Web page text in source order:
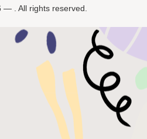
— . All rights reserved.